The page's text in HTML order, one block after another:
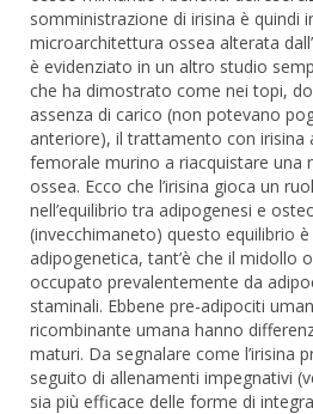
somministrazione di irisina è quindi
microarchitettura ossea alterata
è evidenziato in un altro studio
che ha dimostrato come nei topi,
assenza di carico (non potevano
anteriore), il trattamento con irisina
femorale murino a riacquistare una
ossea. Ecco che l’irisina gioca un
nell’equilibrio tra adipogenesi e
(invecchimaneto) questo equilibrio
adipogenetica, tant’è che il midollo
occupato prevalentemente da
staminali. Ebbene pre-adipociti
ricombinante umana hanno
maturi. Da segnalare come l’irisina
seguito di allenamenti impegnativi
sia più efficace delle forme di